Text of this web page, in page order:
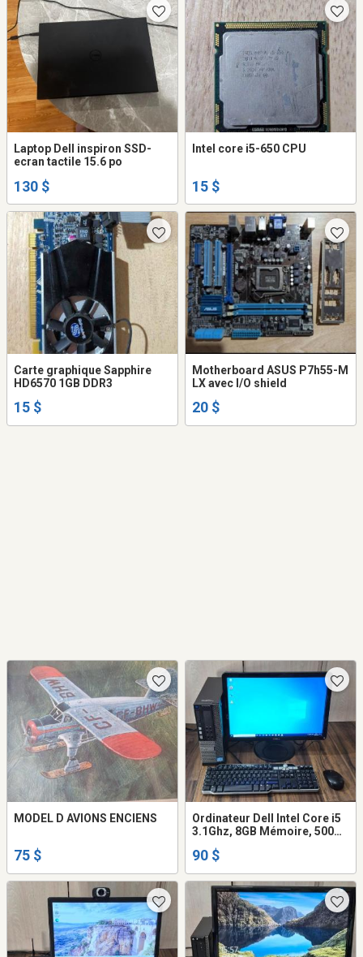
Laptop Dell inspiron SSD-
ecran tactile 15.6 po
130 $
Intel core i5-650 CPU
15 $
Carte graphique Sapphire
HD6570 1GB DDR3
15 $
Motherboard ASUS P7h55-M
LX avec I/O shield
20 $
MODEL D AVIONS ENCIENS
75 $
Ordinateur Dell Intel Core i5
3.1Ghz, 8GB Mémoire, 500GB
souris WiFi
90 $